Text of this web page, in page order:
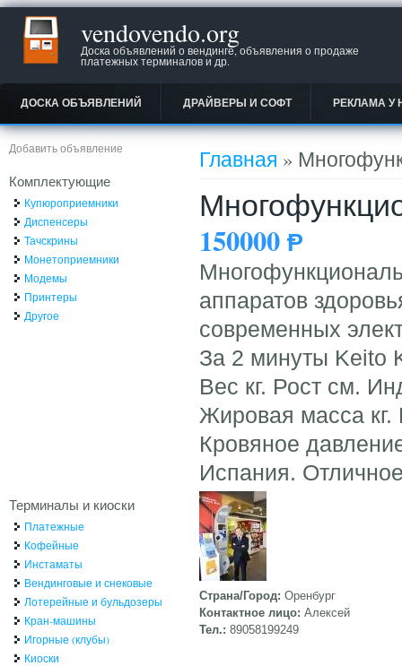
vendovendo.org
Доска объявлений о вендинге, объявления о продаже
платежных терминалов и др.
ДОСКА ОБЪЯВЛЕНИЙ ДРАЙВЕРЫ И СОФТ РЕКЛАМА У
Вы здесь
Главная »
150000 Ᵽ
аппаратов
современных
За 2 минуты Keito
Вес кг. Рост см.
Жировая масса кг.
Кровяное
Испания.
Страна/Город: Оренбург
Контактное лицо: Алексей
Тел.: 89058199249
Добавить объявление
Комплектующие
Купюроприемники
Диспенсеры
Тачскрины
Монетоприемники
Модемы
Принтеры
Другое
Терминалы и киоски
Платежные
Кофейные
Инстаматы
Вендинговые и снековые
Лотерейные и бульдозеры
Кран-машины
Игорные (клубы)
Киоски